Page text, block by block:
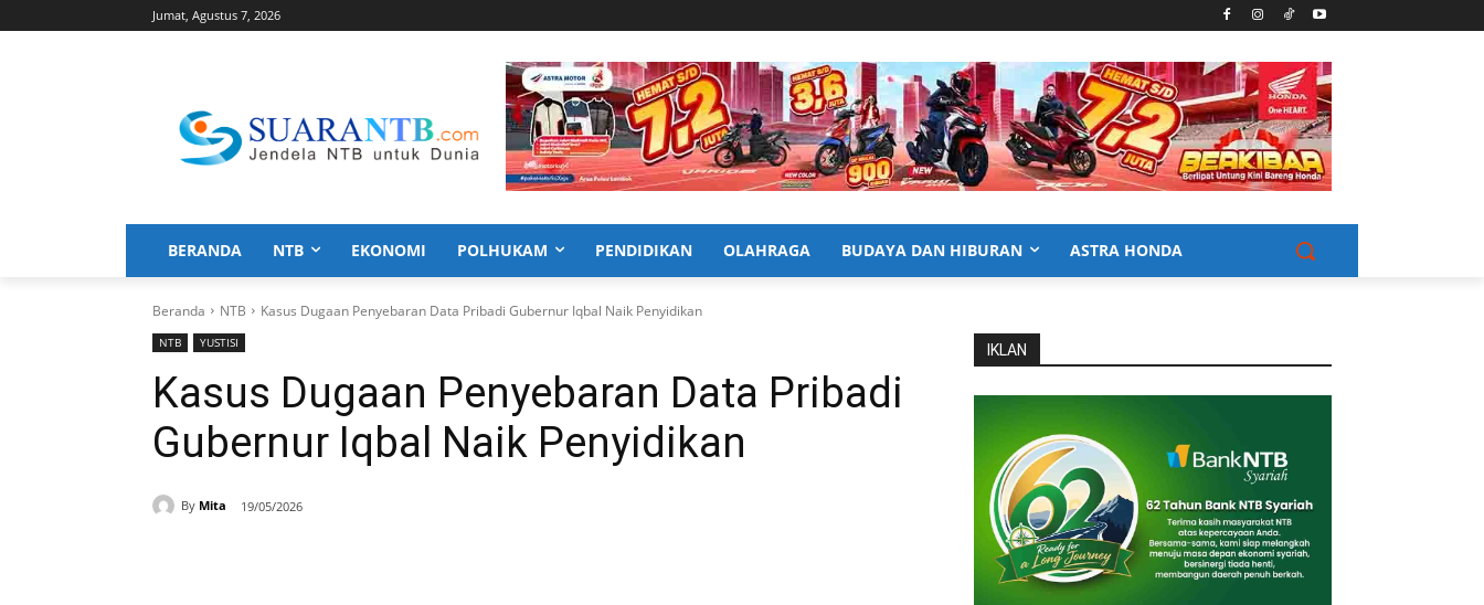
Jumat, Agustus 7, 2026
BERANDA NTB EKONOMI POLHUKAM PENDIDIKAN OLAHRAGA BUDAYA DAN HIBURAN ASTRA HONDA
Beranda NTB Kasus Dugaan Penyebaran Data Pribadi Gubernur Iqbal Naik Penyidikan
NTB YUSTISI
Kasus Dugaan Penyebaran Data Pribadi
Gubernur Iqbal Naik Penyidikan
By Mita 19/05/2026
IKLAN